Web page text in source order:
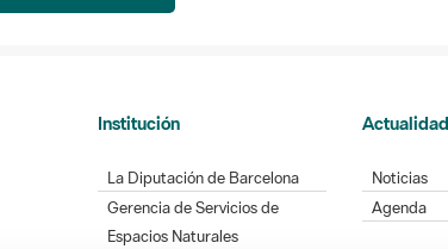
Institución
La Diputación de Barcelona
Gerencia de Servicios de
Espacios Naturales
Actualidad
Noticias
Agenda